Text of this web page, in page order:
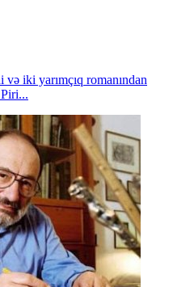
iki yarımçıq romanından